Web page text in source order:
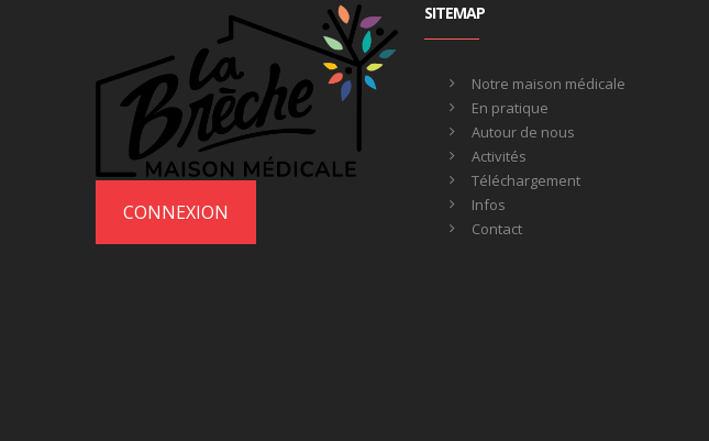
CONNEXION
SITEMAP
Notre maison médicale
En pratique
Autour de nous
Activités
Téléchargement
Infos
Contact